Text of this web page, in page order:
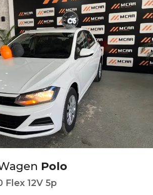
Polo
Flex 12V 5p